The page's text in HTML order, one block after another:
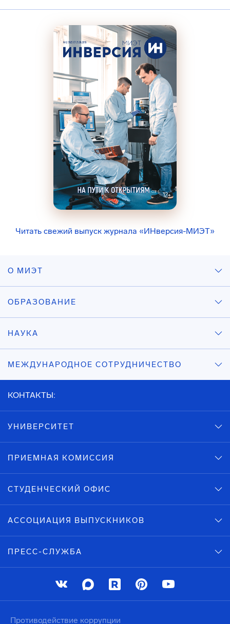
Читать свежий выпуск журнала «ИНверсия-МИЭТ»
О МИЭТ
ОБРАЗОВАНИЕ
НАУКА
МЕЖДУНАРОДНОЕ СОТРУДНИЧЕСТВО
КОНТАКТЫ:
УНИВЕРСИТЕТ
ПРИЕМНАЯ КОМИССИЯ
СТУДЕНЧЕСКИЙ ОФИС
АССОЦИАЦИЯ ВЫПУСКНИКОВ
ПРЕСС-СЛУЖБА
Противодействие коррупции